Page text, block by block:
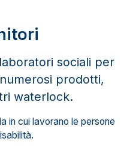
sociali per
prodotti,
waterlock.
in cui lavorano le persone